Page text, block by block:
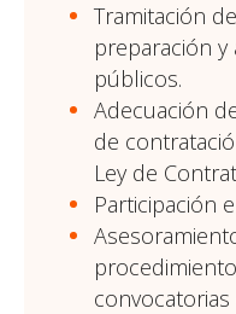
Tramitación
preparación
públicos.
Adecuación
de
Ley de
Participación